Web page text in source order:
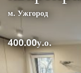
м. Ужгород
400.00у.о.